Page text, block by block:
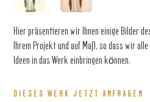
Hier präsentieren wir Ihnen einige Bilder
Ihrem Projekt und auf Maß, so dass wir
Ideen in das Werk einbringen können.
DIESES WERK JETZT ANFRAGEN